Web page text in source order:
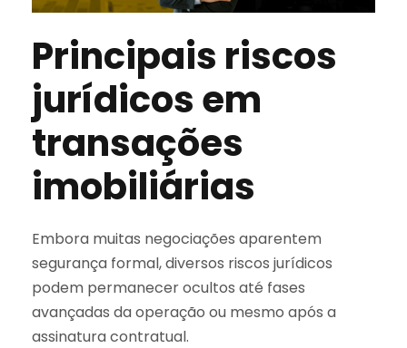
Principais riscos
jurídicos em
transações
imobiliárias
Embora muitas negociações aparentem
segurança formal, diversos riscos jurídicos
podem permanecer ocultos até fases
avançadas da operação ou mesmo após a
assinatura contratual.